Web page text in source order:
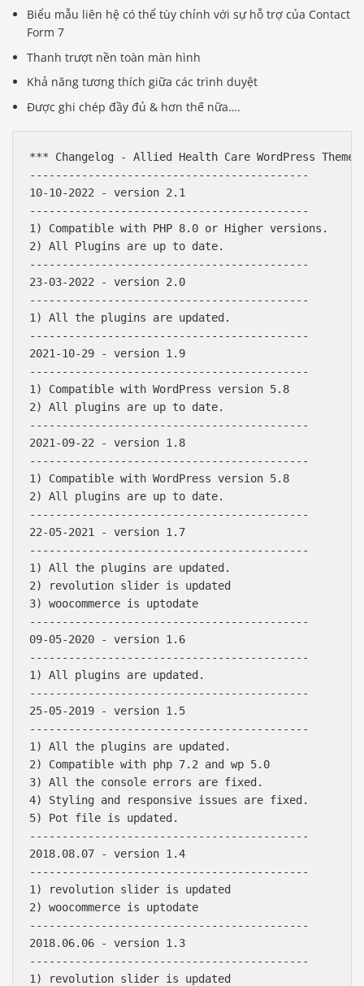
Biểu mẫu liên hệ có thể tùy chỉnh với sự hỗ trợ của Contact
Form 7
Thanh trượt nền toàn màn hình
Khả năng tương thích giữa các trình duyệt
Được ghi chép đầy đủ & hơn thế nữa….
*** Changelog - Allied Health Care WordPress Theme
-------------------------------------------
10-10-2022 - version 2.1
-------------------------------------------
1) Compatible with PHP 8.0 or Higher versions.
2) All Plugins are up to date.
-------------------------------------------
23-03-2022 - version 2.0
-------------------------------------------
1) All the plugins are updated.
-------------------------------------------
2021-10-29 - version 1.9
-------------------------------------------
1) Compatible with WordPress version 5.8
2) All plugins are up to date.
-------------------------------------------
2021-09-22 - version 1.8
-------------------------------------------
1) Compatible with WordPress version 5.8
2) All plugins are up to date.
-------------------------------------------
22-05-2021 - version 1.7
-------------------------------------------
1) All the plugins are updated.
2) revolution slider is updated
3) woocommerce is uptodate
-------------------------------------------
09-05-2020 - version 1.6
-------------------------------------------
1) All plugins are updated.
-------------------------------------------
25-05-2019 - version 1.5
-------------------------------------------
1) All the plugins are updated.
2) Compatible with php 7.2 and wp 5.0
3) All the console errors are fixed.
4) Styling and responsive issues are fixed.
5) Pot file is updated.
-------------------------------------------
2018.08.07 - version 1.4
-------------------------------------------
1) revolution slider is updated
2) woocommerce is uptodate
-------------------------------------------
2018.06.06 - version 1.3
-------------------------------------------
1) revolution slider is updated